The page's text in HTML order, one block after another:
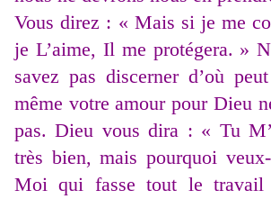
Vous direz : « Mais si je me
je L’aime, Il me protégera. »
savez pas discerner d’où
même votre amour pour Dieu
pas. Dieu vous dira : « Tu
très bien, mais pourquoi
Moi qui fasse tout le